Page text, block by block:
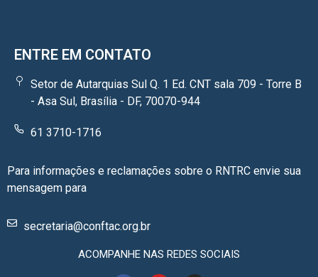
ENTRE EM CONTATO
Setor de Autarquias Sul Q. 1 Ed. CNT sala 709 - Torre B
- Asa Sul, Brasília - DF, 70070-944
61 3710-1716
Para informações e reclamações sobre o RNTRC envie sua
mensagem para
secretaria@conftac.org.br
ACOMPANHE NAS REDES SOCIAIS